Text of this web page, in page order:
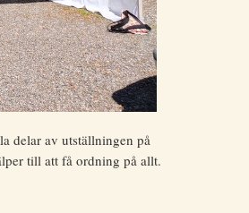
delar av utställningen på
till att få ordning på allt.